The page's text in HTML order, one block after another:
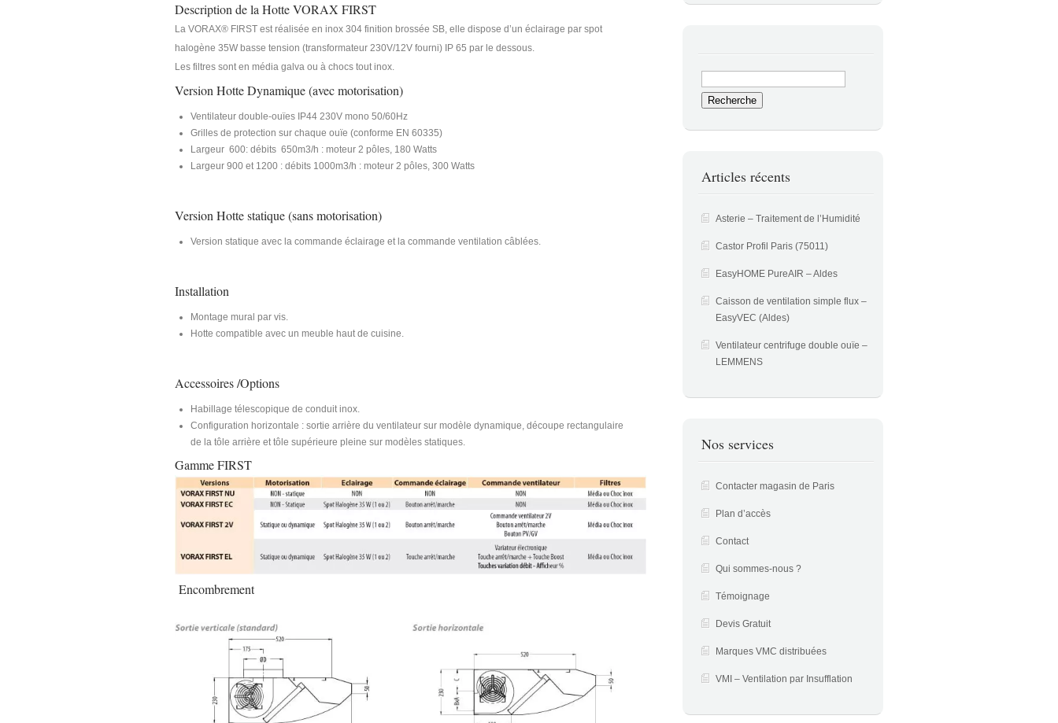
Description de la Hotte VORAX FIRST
La VORAX® FIRST est réalisée en inox 304 finition brossée SB, elle dispose d’un éclairage par spot
halogène 35W basse tension (transformateur 230V/12V fourni) IP 65 par le dessous.
Les filtres sont en média galva ou à chocs tout inox.
Version Hotte Dynamique (avec motorisation)
Ventilateur double-ouïes IP44 230V mono 50/60Hz
Grilles de protection sur chaque ouïe (conforme EN 60335)
Largeur 600: débits 650m3/h : moteur 2 pôles, 180 Watts
Largeur 900 et 1200 : débits 1000m3/h : moteur 2 pôles, 300 Watts
Version Hotte statique (sans motorisation)
Version statique avec la commande éclairage et la commande ventilation câblées.
Installation
Montage mural par vis.
Hotte compatible avec un meuble haut de cuisine.
Accessoires /Options
Habillage télescopique de conduit inox.
Configuration horizontale : sortie arrière du ventilateur sur modèle dynamique, découpe rectangulaire
de la tôle arrière et tôle supérieure pleine sur modèles statiques.
Gamme FIRST
Encombrement
Articles récents
Asterie – Traitement de l’Humidité
Castor Profil Paris (75011)
EasyHOME PureAIR – Aldes
Caisson de ventilation simple flux –
EasyVEC (Aldes)
Ventilateur centrifuge double ouïe –
LEMMENS
Nos services
Contacter magasin de Paris
Plan d’accès
Contact
Qui sommes-nous ?
Témoignage
Devis Gratuit
Marques VMC distribuées
VMI – Ventilation par Insufflation